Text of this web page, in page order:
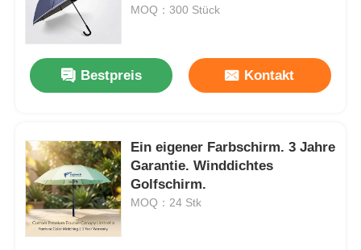
Startseite
Über uns
Fabrik Tour
MOQ：300 Stück
Bestpreis Kontakt
Ein eigener Farbschirm. 3 Jahre
Garantie. Winddichtes
Golfschirm.
MOQ：24 Stk